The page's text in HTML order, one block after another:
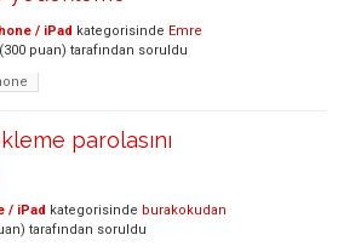
/ iPad kategorisinde Emre
(300 puan) tarafından soruldu
parolasını
/ iPad kategorisinde burakokudan
tarafından soruldu